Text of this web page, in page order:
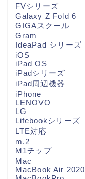
FVシリーズ
Galaxy Z Fold 6
GIGAスクール
Gram
IdeaPad シリーズ
iOS
iPad OS
iPadシリーズ
iPad周辺機器
iPhone
LENOVO
LG
Lifebookシリーズ
LTE対応
m.2
M1チップ
Mac
MacBook Air 2020